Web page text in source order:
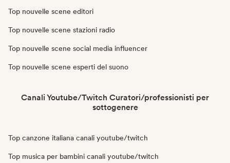
Top nouvelle scene editori
Top nouvelle scene stazioni radio
Top nouvelle scene social media influencer
Top nouvelle scene esperti del suono
Canali Youtube/Twitch Curatori/professionisti per
sottogenere
Top canzone italiana canali youtube/twitch
Top musica per bambini canali youtube/twitch